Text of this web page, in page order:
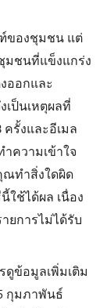
ของชุมชน แต่
ชุมชนที่แข็งแกร่ง
ออกและ
เป็นเหตุผลที่
รั้งและอีเมล
ความเข้าใจ
ณทำสิ่งใดผิด
ใช้ได้ผล เนื่อง
ายการไม่ได้รับ
ดูข้อมูลเพิ่มเติม
กุมภาพันธ์